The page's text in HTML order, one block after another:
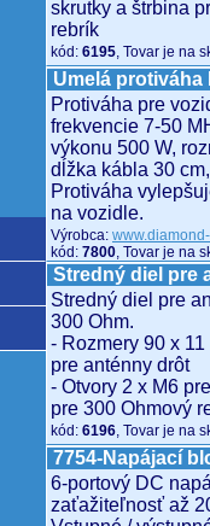
skrutky a štrbina
rebrík
kód: 6195, Tovar je na
Umelá protiváha
Protiváha pre
frekvencie 7-50
výkonu 500 W,
dĺžka kábla 30
Protiváha
na vozidle.
Výrobca:
kód: 7800, Tovar je na
Stredný diel pre
Stredný diel pre
300 Ohm.
- Rozmery 90 x
pre anténny drôt
- Otvory 2 x M6
pre 300 Ohmový
kód: 6196, Tovar je na
7754-Napájací
6-portový DC
zaťažiteľnosť až